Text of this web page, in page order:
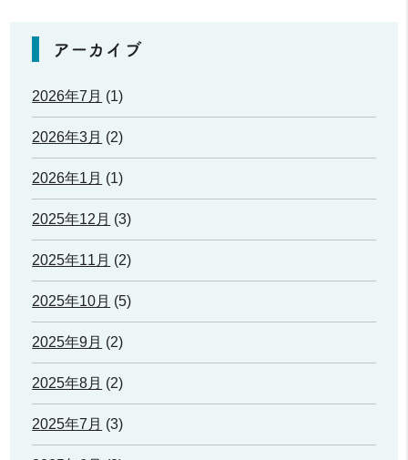
アーカイブ
2026年7月 (1)
2026年3月 (2)
2026年1月 (1)
2025年12月 (3)
2025年11月 (2)
2025年10月 (5)
2025年9月 (2)
2025年8月 (2)
2025年7月 (3)